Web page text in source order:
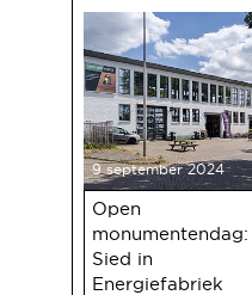
9 september 2024
Open
monumentendag:
Sied in
Energiefabriek